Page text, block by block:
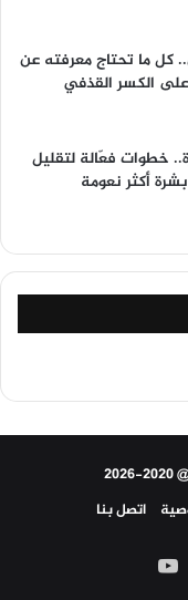
كل ما تحتاج معرفته عن
الكسر القذفي
خطوات فعّالة لتقليل
أكثر نعومة
اتصل بنا
‫YouTube